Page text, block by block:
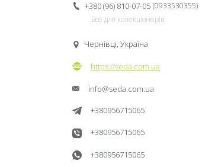
+380 (96) 810-07-05 0933530355
Все для колекціонерів
Чернівці, Україна
https://seda.com.ua
info@seda.com.ua
+380956715065
+380956715065
+380956715065